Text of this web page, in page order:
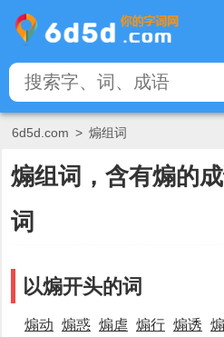
6d5d.com > 煽组词
煽组词，含有煽的
词
以煽开头的词
煽动 煽惑 煽虐 煽行 煽诱